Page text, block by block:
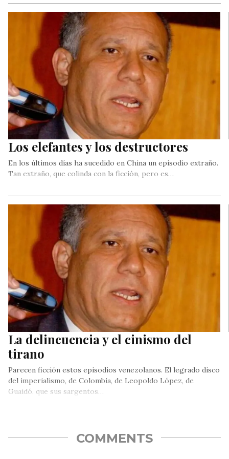
Los elefantes y los destructores
En los últimos días ha sucedido en China un episodio extraño.
Tan extraño, que colinda con la ficción, pero es…
La delincuencia y el cinismo del
tirano
Parecen ficción estos episodios venezolanos. El legrado disco
del imperialismo, de Colombia, de Leopoldo López, de
Guaidó, que sus sargentos…
COMMENTS